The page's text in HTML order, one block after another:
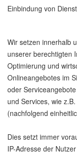
Einbindung von
Wir setzen innerhalb
unserer berechtigten
Optimierung und
Onlineangebotes im
oder
und Services, wie
(nachfolgend
Dies setzt immer
IP-Adresse der